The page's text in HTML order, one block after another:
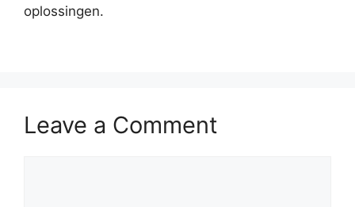
oplossingen.
Leave a Comment